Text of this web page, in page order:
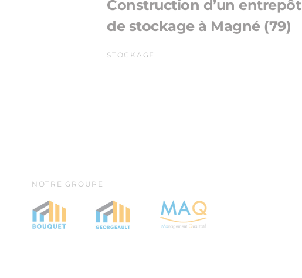
Construction d’un entrepôt
de stockage à Magné (79)
STOCKAGE
NOTRE GROUPE